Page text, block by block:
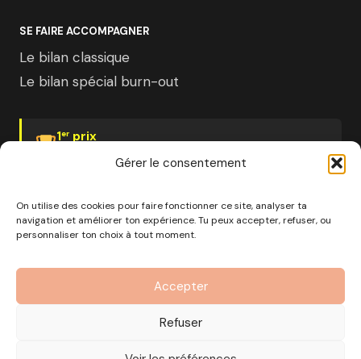
Gérer le consentement
On utilise des cookies pour faire fonctionner ce site, analyser ta
navigation et améliorer ton expérience. Tu peux accepter, refuser, ou
personnaliser ton choix à tout moment.
Accepter
Refuser
SE FAIRE ACCOMPAGNER
Le bilan classique
Le bilan spécial burn-out
1er prix
capital de 1000€ · RCS Marseille · SIRET
890 976 699 00037
OF n°93 13 18812 13 — Enregistré auprès du préfet de la
région Provence-Alpes-Côte d'Azur